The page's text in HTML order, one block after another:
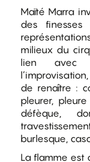
Maïté Marra
des
milieux du
lien avec
de renaître :
pleurer,
défèque,
burlesque,
La flamme est